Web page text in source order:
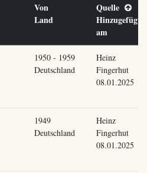
Von
Land
Quelle
Hinzugefügt
am
1950 - 1959
Deutschland
Heinz
Fingerhut
08.01.2025
1949
Deutschland
Heinz
Fingerhut
08.01.2025